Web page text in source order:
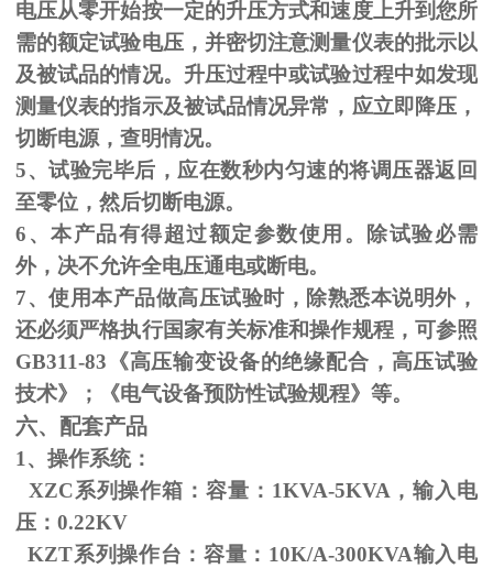
电压从零开始按一定的升压方式和速度上升到您所
需的额定试验电压，并密切注意测量仪表的批示以
及被试品的情况。升压过程中或试验过程中如发现
测量仪表的指示及被试品情况异常，应立即降压，
切断电源，查明情况。
5、试验完毕后，应在数秒内匀速的将调压器返回
至零位，然后切断电源。
6、本产品有得超过额定参数使用。除试验必需
外，决不允许全电压通电或断电。
7、使用本产品做高压试验时，除熟悉本说明外，
还必须严格执行国家有关标准和操作规程，可参照
GB311-83 《高压输变设备的绝缘配合，高压试验
技术》；《电气设备预防性试验规程》等。
六、配套产品
1、操作系统：
XZC系列操作箱：容量： 1KVA-5KVA ，输入电
压： 0.22KV
KZT系列操作台：容量： 10K/A-300KVA输入电